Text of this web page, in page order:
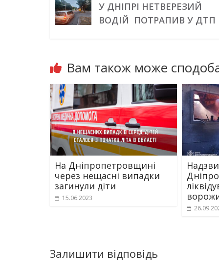
У ДНІПРІ НЕТВЕРЕЗИЙ
ВОДІЙ ПОТРАПИВ У ДТП
Вам також може
На Дніпропетровщині
через нещасні випадки
загинули діти
15.06.2023
Залишити відповідь